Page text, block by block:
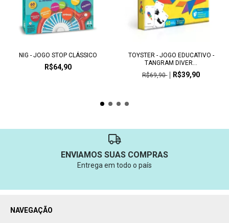
NIG - JOGO STOP CLÁSSICO
R$64,90
TOYSTER - JOGO EDUCATIVO -
TANGRAM DIVER...
R$69,90
R$39,90
ENVIAMOS SUAS COMPRAS
Entrega em todo o país
NAVEGAÇÃO